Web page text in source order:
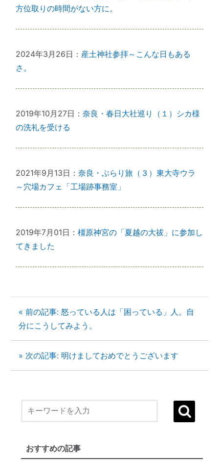
方位取りの時間がない方に。
2024年3月26日： 産土神社参拝～こんな日もある
さ。
2019年10月27日：奈良・春日大社巡り（１）シカ様
の洗礼を受ける
2021年9月13日：奈良・ぶらり旅（３）東大寺ウラ
～穴場カフェ「工場跡事務室」
2019年7月01日：橿原神宮の「夏越の大祓」に参加し
てきました
« 前の記事: 怒っている人は「困っている」人。自
分にこうしてみよう。
» 次の記事: 明けましておめでとうございます
おすすめの記事
状況を好転させたい時の「産土神社・21日
縁結びに効果がある「産土神社」
縁結びの土台づくりに「産土神社」